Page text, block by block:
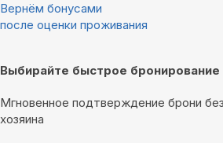
Вернём бонусами
после оценки проживания
Выбирайте быстрое бронирование
Мгновенное подтверждение брони
хозяина